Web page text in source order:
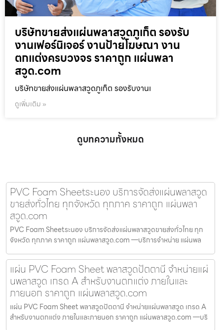
บริษัทขายส่งแผ่นพลาสวูดภูเก็ต รองรับ
งานเฟอร์นิเจอร์ งานป้ายโฆษณา งาน
ตกแต่งครบวงจร ราคาถูก แผ่นพลา
สวูด.com
บริษัทขายส่งแผ่นพลาสวูดภูเก็ต รองรับงานเ
ดูเพิ่มเติม »
ดูบทความทั้งหมด
PVC Foam Sheetระนอง บริการจัดส่งแผ่นพลาสวูด
ขายส่งทั่วไทย ทุกจังหวัด ทุกภาค ราคาถูก แผ่นพลา
สวูด.com
PVC Foam Sheetระนอง บริการจัดส่งแผ่นพลาสวูดขายส่งทั่วไทย ทุก
จังหวัด ทุกภาค ราคาถูก แผ่นพลาสวูด.com —บริการจำหน่าย แผ่นพล
แผ่น PVC Foam Sheet พลาสวูดปัตตานี จำหน่ายแผ่
นพลาสวูด เกรด A สำหรับงานตกแต่ง ภายในและ
ภายนอก ราคาถูก แผ่นพลาสวูด.com
แผ่น PVC Foam Sheet พลาสวูดปัตตานี จำหน่ายแผ่นพลาสวูด เกรด A
สำหรับงานตกแต่ง ภายในและภายนอก ราคาถูก แผ่นพลาสวูด.com —บริ